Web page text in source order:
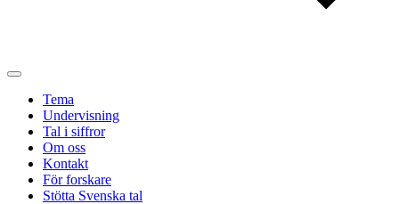
Tema
Undervisning
Tal i siffror
Om oss
Kontakt
För forskare
Stötta Svenska tal